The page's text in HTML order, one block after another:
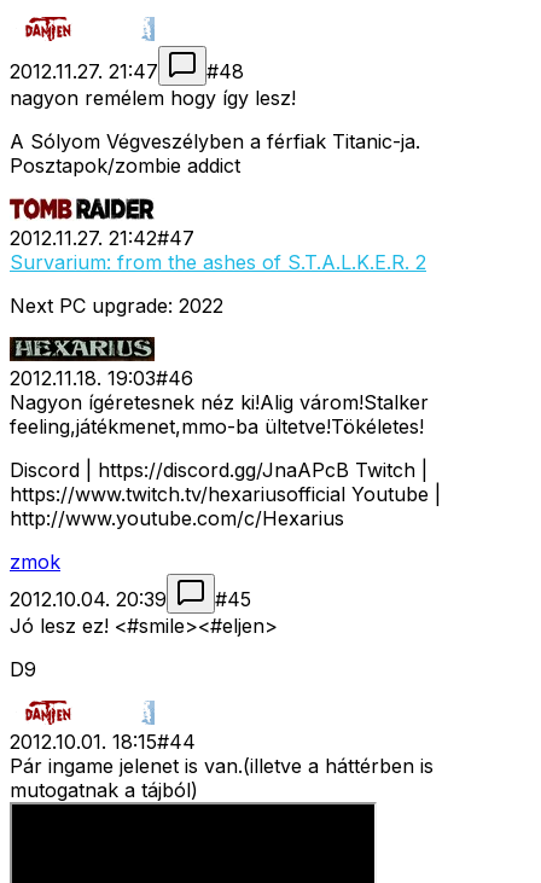
2012.11.27. 21:47 #48
nagyon remélem hogy így lesz!
A Sólyom Végveszélyben a férfiak Titanic-ja.
Posztapok/zombie addict
2012.11.27. 21:42#47
Survarium: from the ashes of S.T.A.L.K.E.R. 2
Next PC upgrade: 2022
2012.11.18. 19:03#46
Nagyon ígéretesnek néz ki!Alig várom!Stalker
feeling,játékmenet,mmo-ba ültetve!Tökéletes!
Discord | https://discord.gg/JnaAPcB Twitch |
https://www.twitch.tv/hexariusofficial Youtube |
http://www.youtube.com/c/Hexarius
zmok
2012.10.04. 20:39
#45
Jó lesz ez! <#smile><#eljen>
D9
2012.10.01. 18:15#44
Pár ingame jelenet is van.(illetve a háttérben is
mutogatnak a tájból)